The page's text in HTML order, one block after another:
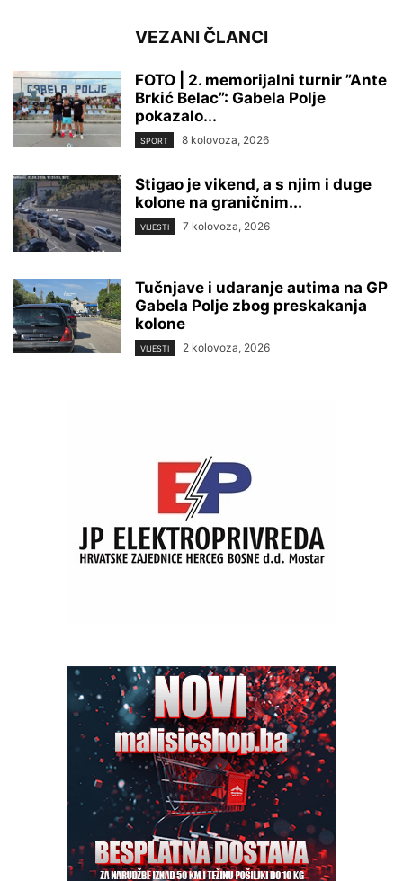
VEZANI ČLANCI
FOTO | 2. memorijalni turnir ”Ante
Brkić Belac”: Gabela Polje
pokazalo...
SPORT 8 kolovoza, 2026
Stigao je vikend, a s njim i duge
kolone na graničnim...
VIJESTI 7 kolovoza, 2026
Tučnjave i udaranje autima na GP
Gabela Polje zbog preskakanja
kolone
VIJESTI 2 kolovoza, 2026